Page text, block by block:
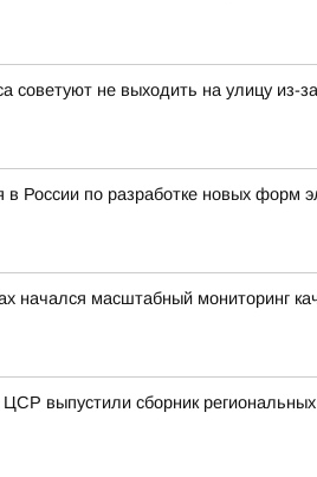
советуют не выходить на улицу из-
в России по разработке новых форм
начался масштабный мониторинг
выпустили сборник